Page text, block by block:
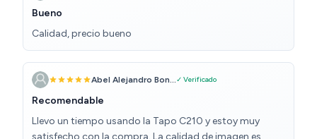
Bueno
Calidad, precio bueno
Abel Alejandro Bon... ✓ Verificado
Recomendable
Llevo un tiempo usando la Tapo C210 y estoy muy
satisfecho con la compra. La calidad de imagen es